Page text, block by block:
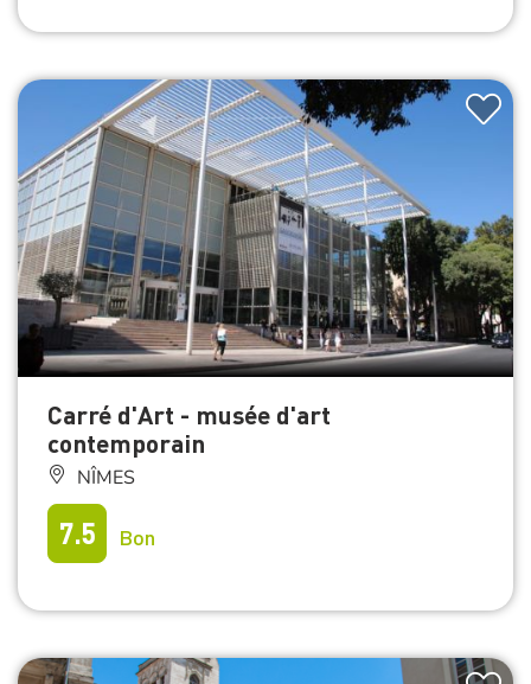
Carré d'Art - musée d'art
contemporain
NÎMES
7.5 Bon